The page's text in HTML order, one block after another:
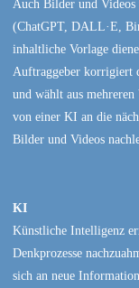
Auch Bilder und
(ChatGPT, DALL·E,
inhaltliche Vorlage
Auftraggeber korrigiert
und wählt aus mehreren
von einer KI an die
Bilder und Videos
KI
Künstliche Intelligenz
Denkprozesse
sich an neue